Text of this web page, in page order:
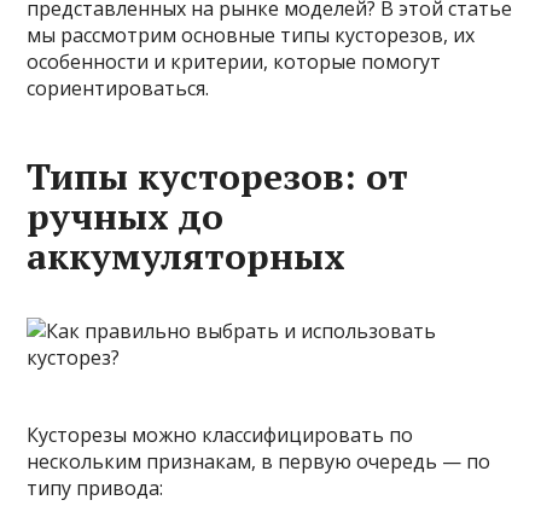
представленных на рынке моделей? В этой статье
мы рассмотрим основные типы кусторезов, их
особенности и критерии, которые помогут
сориентироваться.
Типы кусторезов: от
ручных до
аккумуляторных
Кусторезы можно классифицировать по
нескольким признакам, в первую очередь — по
типу привода: